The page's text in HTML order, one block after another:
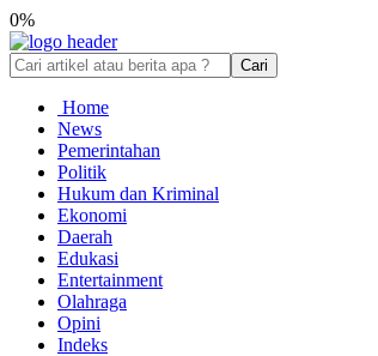
0%
Cari
Home
News
Pemerintahan
Politik
Hukum dan Kriminal
Ekonomi
Daerah
Edukasi
Entertainment
Olahraga
Opini
Indeks